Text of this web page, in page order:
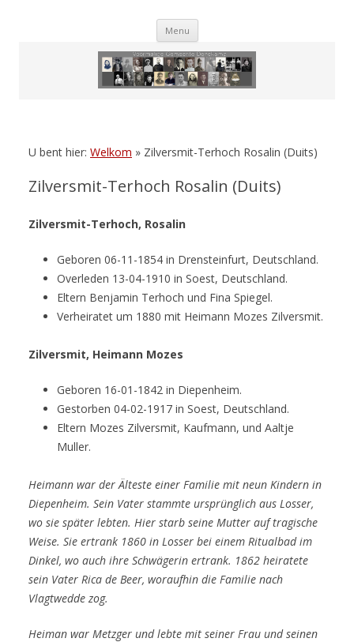
Menu Skip
U bent hier: Welkom » Zilversmit-Terhoch Rosalin (Duits)
Zilversmit-Terhoch Rosalin (Duits)
Zilversmit-Terhoch, Rosalin
Geboren 06-11-1854 in Drensteinfurt, Deutschland.
Overleden 13-04-1910 in Soest, Deutschland.
Eltern Benjamin Terhoch und Fina Spiegel.
Verheiratet um 1880 mit Heimann Mozes Zilversmit.
Zilversmit, Heimann Mozes
Geboren 16-01-1842 in Diepenheim.
Gestorben 04-02-1917 in Soest, Deutschland.
Eltern Mozes Zilversmit, Kaufmann, und Aaltje
Muller.
Heimann war der Älteste einer Familie mit neun Kindern in
Diepenheim. Sein Vater stammte ursprünglich aus Losser,
wo sie später lebten. Hier starb seine Mutter auf tragische
Weise. Sie ertrank 1860 in Losser bei einem Ritualbad im
Dinkel, wo auch ihre Schwägerin ertrank. 1862 heiratete
sein Vater Rica de Beer, woraufhin die Familie nach
Vlagtwedde zog.
Heiman war Metzger und lebte mit seiner Frau und seinen